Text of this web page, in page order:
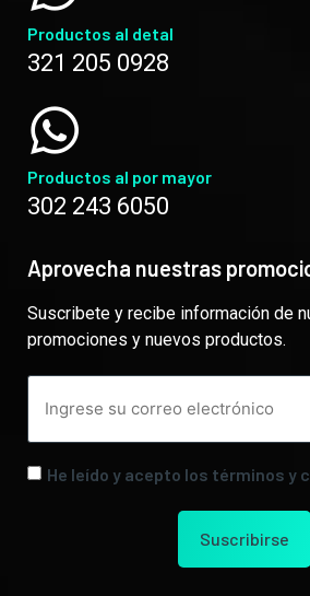
Productos al detal
321 205 0928
Productos al por mayor
302 243 6050
Aprovecha nuestras
Suscribete y recibe información de
promociones y nuevos productos.
He leído y acepto los términos y